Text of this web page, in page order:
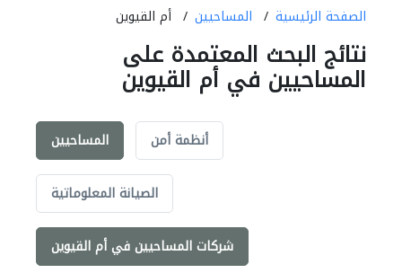
الصفحة الرئيسية المساحيين أم القيوين
نتائج البحث المعتمدة على
المساحيين في أم القيوين
المساحيين أنظمة أمن
الصيانة المعلوماتية
شركات المساحيين في أم القيوين